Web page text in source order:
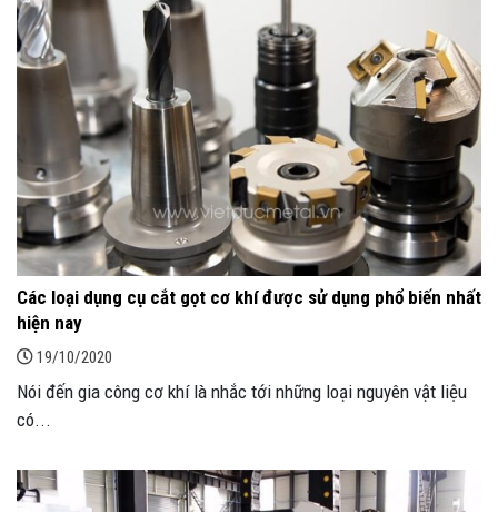
Các loại dụng cụ cắt gọt cơ khí được sử dụng phổ biến nhất
hiện nay
19/10/2020
Nói đến gia công cơ khí là nhắc tới những loại nguyên vật liệu
có...